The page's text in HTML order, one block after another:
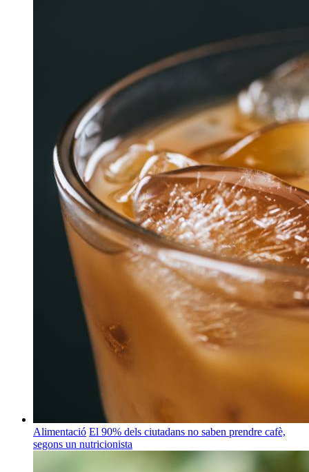
Alimentació El 90% dels ciutadans no saben prendre cafè,
segons un nutricionista